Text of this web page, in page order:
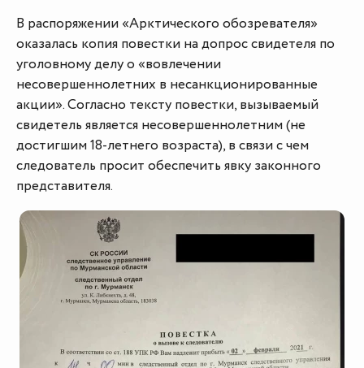
В распоряжении «Арктического обозревателя»
оказалась копия повестки на допрос свидетеля по
уголовному делу о «вовлечении
несовершеннолетних в несанкционированные
акции». Согласно тексту повестки, вызываемый
свидетель является несовершеннолетним (не
достигшим 18-летнего возраста), в связи с чем
следователь просит обеспечить явку законного
представителя.